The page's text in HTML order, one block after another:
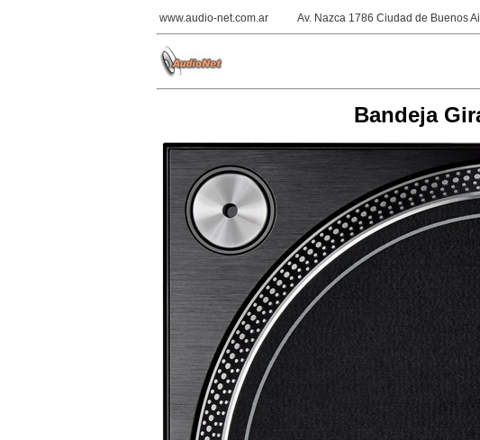
www.audio-net.com.ar Av. Nazca 1786 Ciudad de Buenos
Bandeja